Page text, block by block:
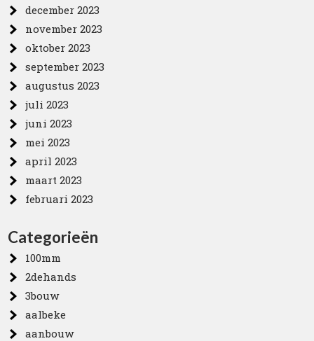
december 2023
november 2023
oktober 2023
september 2023
augustus 2023
juli 2023
juni 2023
mei 2023
april 2023
maart 2023
februari 2023
Categorieën
100mm
2dehands
3bouw
aalbeke
aanbouw